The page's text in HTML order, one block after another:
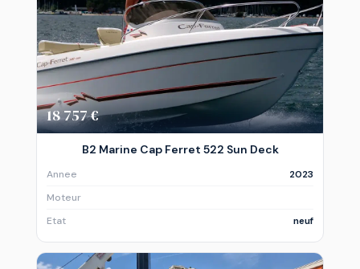
18 757 €
B2 Marine Cap Ferret 522 Sun Deck
Annee
2023
Moteur
Etat
neuf